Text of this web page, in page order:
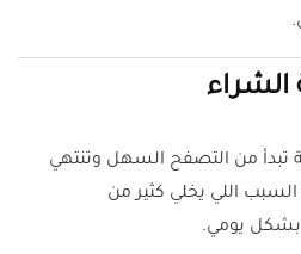
الشراء
تبدأ من التصفح السهل وتنتهي
اللي يخلي كثير من
بشكل يومي.